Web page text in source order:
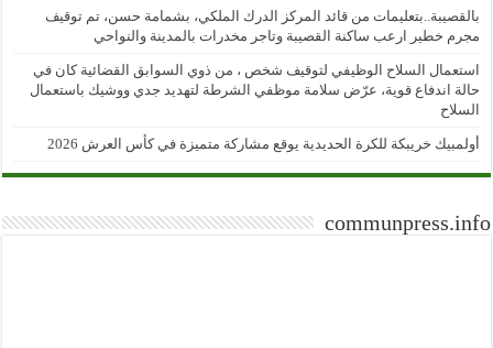
بالقصيبة..بتعليمات من قائد المركز الدرك الملكي، بشمامة حسن، تم توقيف
مجرم خطير ارعب ساكنة القصيبة وتاجر مخدرات بالمدينة والنواحي
استعمال السلاح الوظيفي لتوقيف شخص ، من ذوي السوابق القضائية كان في
حالة اندفاع قوية، عرّض سلامة موظفي الشرطة لتهديد جدي ووشيك باستعمال
السلاح
أولمبيك خريبكة للكرة الحديدية يوقع مشاركة متميزة في كأس العرش 2026
communpress.info